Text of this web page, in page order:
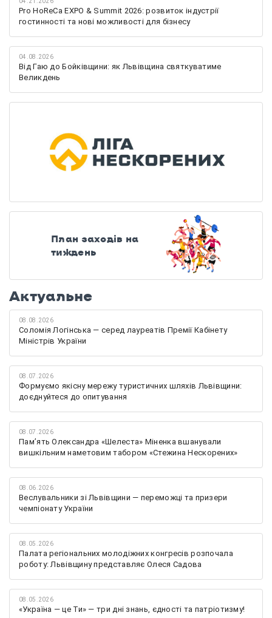
Pro HoReCa EXPO & Summit 2026: розвиток індустрії
гостинності та нові можливості для бізнесу
04.08.2026
Від Гаю до Бойківщини: як Львівщина святкуватиме
Великдень
План заходів на
тиждень
Актуальне
08.08.2026
Соломія Логінська — серед лауреатів Премії Кабінету
Міністрів України
08.07.2026
Формуємо якісну мережу туристичних шляхів Львівщини:
доєднуйтеся до опитування
08.07.2026
Памʼять Олександра «Шелеста» Міненка вшанували
вишкільним наметовим табором «Стежина Нескорених»
08.06.2026
Веслувальники зі Львівщини — переможці та призери
чемпіонату України
08.05.2026
Палата регіональних молодіжних конгресів розпочала
роботу: Львівщину представляє Олеся Садова
08.05.2026
«Україна — це Ти» — три дні знань, єдності та патріотизму!